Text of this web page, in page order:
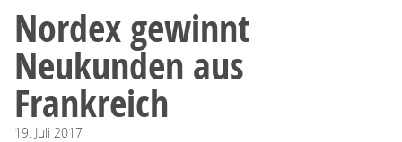
Nordex gewinnt
Neukunden aus
Frankreich
19. Juli 2017